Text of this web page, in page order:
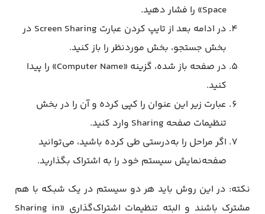
Space» را فشار دهید.
در ادامه بعد از تایپ کردن عبارت Screen Sharing در
بخش جستجو، بخش موردنظر را باز کنید.
در صفحه‌ باز شده، گزینه‌ «Computer Name» را پیدا
کنید.
عبارت زیر این عنوان را کپی کرده و آن را در بخش
تنظیمات صفحه Sharing وارد کنید.
اگر مراحل را به‌درستی طی کرده باشید، می‌توانید
صفحه‌نمایش سیستم خود را به اشتراک بگذارید.
نکته: در این روش باید هر دو سیستم در یک شبکه با هم
مشترک باشند و البته تنظیمات اشتراک‌گذاری «Sharing in